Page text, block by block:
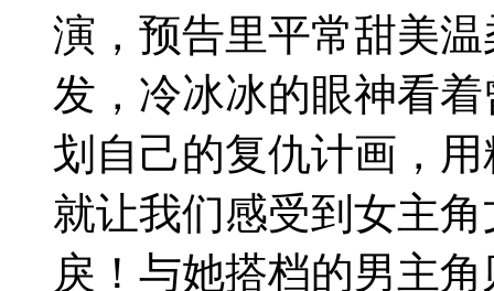
演，预告里平常甜美
发，冷冰冰的眼神看
划自己的复仇计画，
就让我们感受到女主
戾！与她搭档的男主